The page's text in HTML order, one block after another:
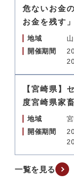
危ないお金
お金を残す
地域
開催期間
【宮崎県】
度宮崎県家
地域
開催期間
一覧を見る